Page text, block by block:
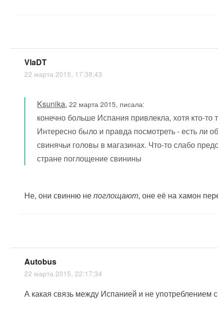
VlaDT
22 марта 2015, 17:38:43
Ksunika,22 марта 2015, писала:
конечно больше Испания привлекла, хотя кто-то
Интересно было и правда посмотреть - есть ли
свинячьи головы в магазинах. Что-то слабо
стране поглощение свинины
Не, они свинню непоглощают, оне её на хамон
Autobus
22 марта 2015, 22:17:34
А какая связь между Испанией и не употреблением